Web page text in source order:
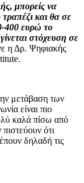
μπορείς να
και θα σε
400 ευρώ το
στόχευση σε
η Δρ. Ψηφιακής
μετάβαση των
είναι πιο
καλά πίσω από
ότι
δηλαδή τις